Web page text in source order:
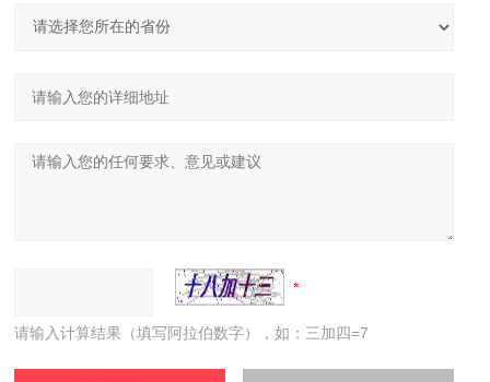
请输入计算结果（填写阿拉伯数字），如：三加四=7